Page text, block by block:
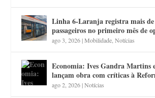
Linha 6-Laranja registra mais
passageiros no primeiro mês de
ago 3, 2026|Mobilidade ,Notícias
Economia: Ives Gandra Martins
lançam obra com críticas à
ago 2, 2026|Notícias